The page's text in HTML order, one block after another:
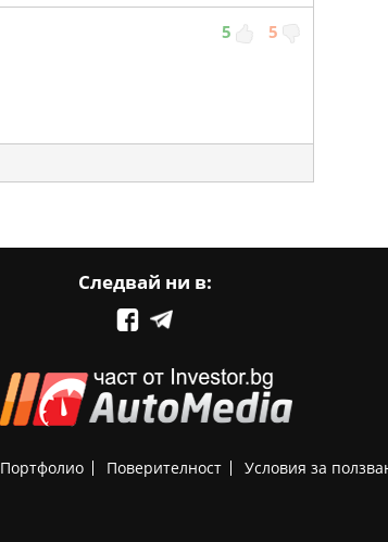
5 5
Следвай ни в:
Портфолио Поверителност Условия за